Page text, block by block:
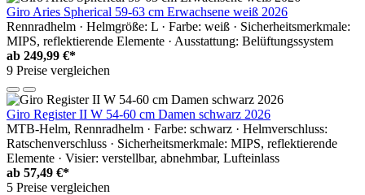
Giro Aries Spherical 59-63 cm Erwachsene weiß 2026
Rennradhelm · Helmgröße: L · Farbe: weiß · Sicherheitsmerkmale:
MIPS, reflektierende Elemente · Ausstattung: Belüftungssystem
ab 249,99 €*
9 Preise vergleichen
Giro Register II W 54-60 cm Damen schwarz 2026
MTB-Helm, Rennradhelm · Farbe: schwarz · Helmverschluss:
Ratschenverschluss · Sicherheitsmerkmale: MIPS, reflektierende
Elemente · Visier: verstellbar, abnehmbar, Lufteinlass
ab 57,49 €*
5 Preise vergleichen